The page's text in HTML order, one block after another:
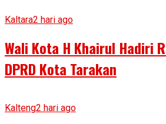
Kaltara2 hari ago
Wali Kota H Khairul Hadiri
DPRD Kota Tarakan
Kalteng2 hari ago